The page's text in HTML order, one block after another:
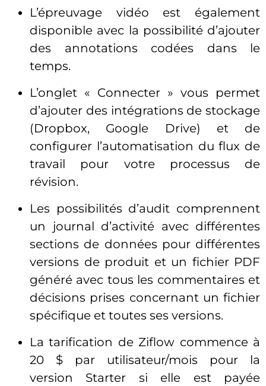
L’épreuvage vidéo est également
disponible avec la possibilité d’ajouter
des annotations codées dans le
temps.
L’onglet « Connecter » vous permet
d’ajouter des intégrations de stockage
(Dropbox, Google Drive) et de
configurer l’automatisation du flux de
travail pour votre processus de
révision.
Les possibilités d’audit comprennent
un journal d’activité avec différentes
sections de données pour différentes
versions de produit et un fichier PDF
généré avec tous les commentaires et
décisions prises concernant un fichier
spécifique et toutes ses versions.
La tarification de Ziflow commence à
20 $ par utilisateur/mois pour la
version Starter si elle est payée